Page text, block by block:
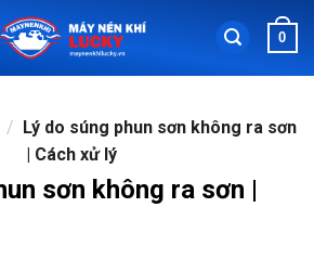
0
/ Lý do súng phun sơn không ra sơn
| Cách xử lý
sơn không ra sơn |